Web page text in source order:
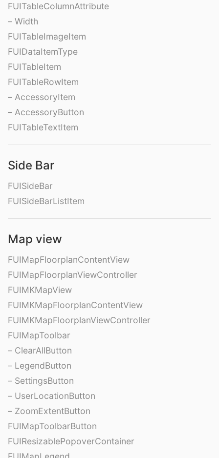
FUITableColumnAttribute
– Width
FUITableImageItem
FUIDataItemType
FUITableItem
FUITableRowItem
– AccessoryItem
– AccessoryButton
FUITableTextItem
Side Bar
FUISideBar
FUISideBarListItem
Map view
FUIMapFloorplanContentView
FUIMapFloorplanViewController
FUIMKMapView
FUIMKMapFloorplanContentView
FUIMKMapFloorplanViewController
FUIMapToolbar
– ClearAllButton
– LegendButton
– SettingsButton
– UserLocationButton
– ZoomExtentButton
FUIMapToolbarButton
FUIResizablePopoverContainer